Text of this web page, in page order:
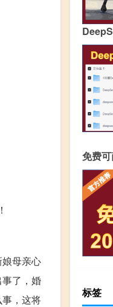
母亲心
了，婚
，这将
免费
标签